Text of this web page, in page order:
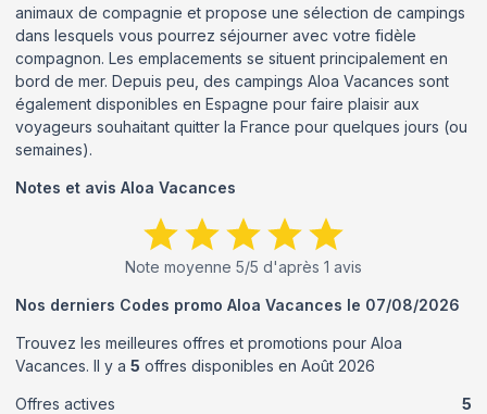
animaux de compagnie et propose une sélection de campings
dans lesquels vous pourrez séjourner avec votre fidèle
compagnon. Les emplacements se situent principalement en
bord de mer. Depuis peu, des campings Aloa Vacances sont
également disponibles en Espagne pour faire plaisir aux
voyageurs souhaitant quitter la France pour quelques jours (ou
semaines).
Notes et avis Aloa Vacances
Note moyenne 5/5 d'après 1 avis
Nos derniers Codes promo Aloa Vacances le 07/08/2026
Trouvez les meilleures offres et promotions pour Aloa
Vacances. Il y a 5 offres disponibles en Août 2026
Offres actives
5